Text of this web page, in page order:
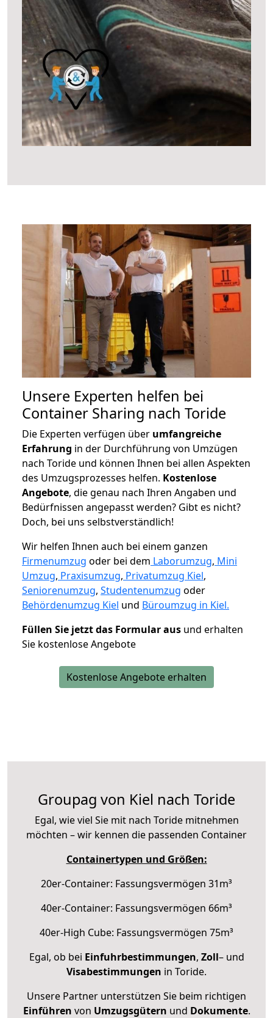
Unsere Experten helfen bei
Container Sharing nach Toride
Die Experten verfügen über umfangreiche
Erfahrung in der Durchführung von Umzügen
nach Toride und können Ihnen bei allen Aspekten
des Umzugsprozesses helfen. Kostenlose
Angebote, die genau nach Ihren Angaben und
Bedürfnissen angepasst werden? Gibt es nicht?
Doch, bei uns selbstverständlich!
Wir helfen Ihnen auch bei einem ganzen
Firmenumzug oder bei dem Laborumzug, Mini
Umzug, Praxisumzug, Privatumzug Kiel,
Seniorenumzug, Studentenumzug oder
Behördenumzug Kiel und Büroumzug in Kiel.
Füllen Sie jetzt das Formular aus und erhalten
Sie kostenlose Angebote
Kostenlose Angebote erhalten
Groupag von Kiel nach Toride
Egal, wie viel Sie mit nach Toride mitnehmen
möchten – wir kennen die passenden Container
Containertypen und Größen:
20er-Container: Fassungsvermögen 31m³
40er-Container: Fassungsvermögen 66m³
40er-High Cube: Fassungsvermögen 75m³
Egal, ob bei Einfuhrbestimmungen, Zoll– und
Visabestimmungen in Toride.
Unsere Partner unterstützen Sie beim richtigen
Einführen von Umzugsgütern und Dokumente.